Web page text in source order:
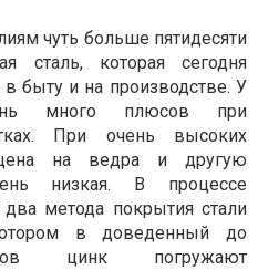
чуть больше пятидесяти
сталь, которая сегодня
в быту и на производстве. У
много плюсов при
При очень высоких
цена на ведра и другую
низкая. В процессе
метода покрытия стали
в доведенный до
цинк погружают